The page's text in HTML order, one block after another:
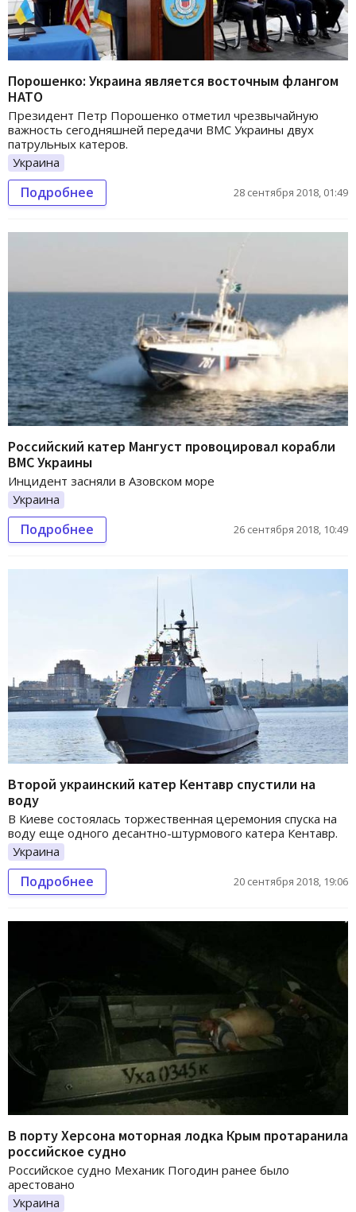
Порошенко: Украина является восточным флангом
НАТО
Президент Петр Порошенко отметил чрезвычайную
важность сегодняшней передачи ВМС Украины двух
патрульных катеров.
Украина
Подробнее 28 сентября 2018, 01:49
Российский катер Мангуст провоцировал корабли
ВМС Украины
Инцидент засняли в Азовском море
Украина
Подробнее 26 сентября 2018, 10:49
Второй украинский катер Кентавр спустили на
воду
В Киеве состоялась торжественная церемония спуска на
воду еще одного десантно-штурмового катера Кентавр.
Украина
Подробнее 20 сентября 2018, 19:06
В порту Херсона моторная лодка Крым протаранила
российское судно
Российское судно Механик Погодин ранее было
арестовано
Украина